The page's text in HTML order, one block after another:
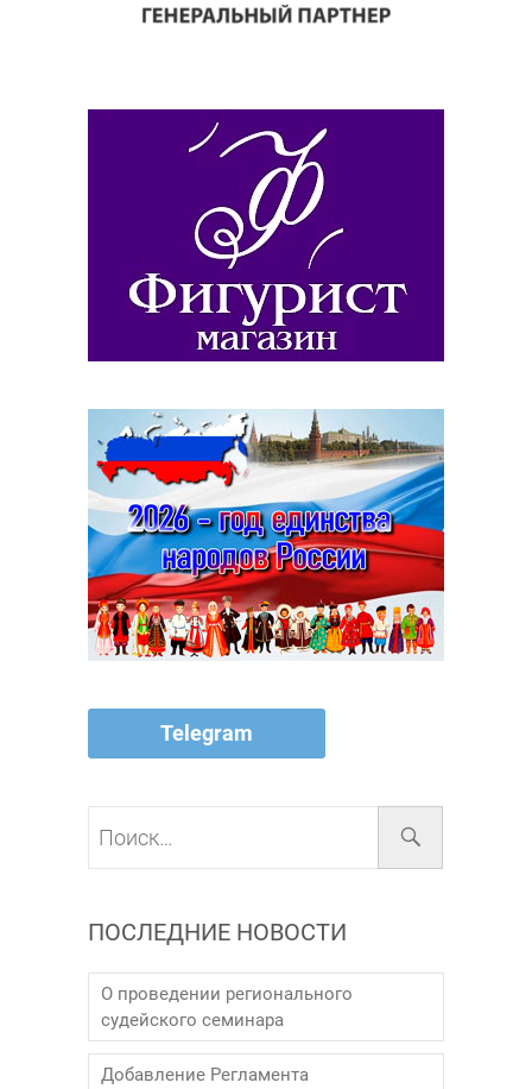
Telegram
ПОСЛЕДНИЕ НОВОСТИ
О проведении регионального
судейского семинара
Добавление Регламента